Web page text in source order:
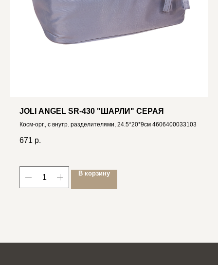
JOLI ANGEL SR-430 "ШАРЛИ" СЕРАЯ
Косм-орг., с внутр. разделителями, 24.5*20*9см 4606400033103
671 р.
В корзину